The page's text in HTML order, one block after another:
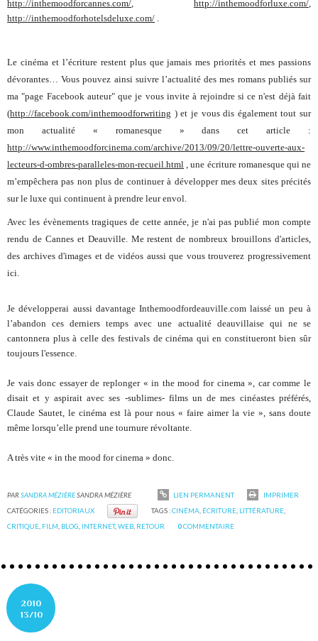
http://inthemoodforcannes.com/, http://inthemoodforluxe.com/,
http://inthemoodforhotelsdeluxe.com/ .
Le cinéma et l’écriture restent plus que jamais mes priorités et mes passions
dévorantes… Vous pouvez ainsi suivre l’actualité des mes romans publiés sur
ma "page Facebook auteur" que je vous invite à rejoindre si ce n'est déjà fait
(http://facebook.com/inthemoodforwriting ) et je vous dis également tout sur
mon actualité « romanesque » dans cet article :
http://www.inthemoodforcinema.com/archive/2013/09/20/lettre-ouverte-aux-
lecteurs-d-ombres-paralleles-mon-recueil.html , une écriture romanesque qui ne
m’empêchera pas non plus de continuer à développer mes deux sites précités
sur le luxe qui continuent à prendre leur envol.
Avec les évènements tragiques de cette année, je n'ai pas publié mon compte
rendu de Cannes et Deauville. Me restent de nombreux brouillons d'articles,
des archives d'images et de vidéos aussi que vous trouverez progressivement
ici.
Je développerai aussi davantage Inthemoodfordeauville.com laissé un peu à
l’abandon ces derniers temps avec une actualité deauvillaise qui ne se
cantonnera plus à celle des festivals de cinéma qui en constitueront bien sûr
toujours l'essence.
Je vais donc essayer de replonger « in the mood for cinema », car comme le
disait et y aspirait avec ses -sublimes- films un de mes cinéastes préférés,
Claude Sautet, le cinéma est là pour nous « faire aimer la vie », sans doute
même lorsqu’elle prend une tournure révoltante.
A très vite « in the mood for cinema » donc.
PARSANDRA MÉZIÈRESANDRA MÉZIÈRE LIEN PERMANENT
IMPRIMER
CATÉGORIES : EDITORIAUX TAGS :CINÉMA ÉCRITURE, LITTÉRATURE,
CRITIQUE FILM BLOG INTERNET,WEB RETOUR 0COMMENTAIRE
2010
13/10